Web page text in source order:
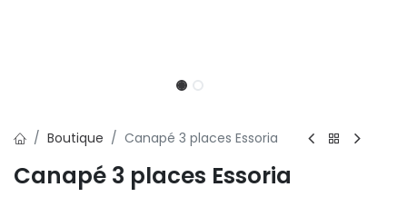
Boutique Canapé 3 places Essoria
Canapé 3 places Essoria